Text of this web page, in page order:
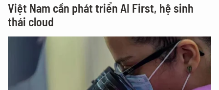
Việt Nam cần phát triển AI First, hệ sinh
thái cloud